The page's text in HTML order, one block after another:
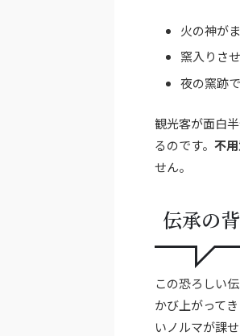
火の神が
窯入りさ
夜の窯跡
観光客が面白
るのです。 不
せん。
伝承の
この恐ろしい
かび上がって
いノルマが課